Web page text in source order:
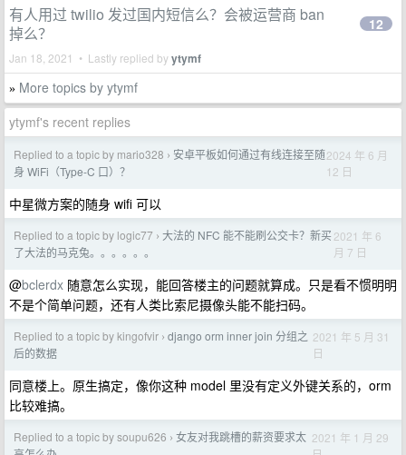
有人用过 twilio 发过国内短信么？会被运营商 ban
掉么？
Jan 18, 2021 • Lastly replied byytymf
12
» More topics by ytymf
ytymf's recent replies
Replied to a topic by mario328 › 安卓平板如何通过有线连接至随
身 WiFi（Type-C 口）？
2024 年 6 月
12 日
中星微方案的随身 wifi 可以
Replied to a topic by logic77 › 大法的 NFC 能不能刷公交卡？新买
了大法的马克兔。。。。。。
2021 年 6
月 7 日
@bclerdx 随意怎么实现，能回答楼主的问题就算成。只是看不惯明明
不是个简单问题，还有人类比索尼摄像头能不能扫码。
Replied to a topic by kingofvir › django orm inner join 分组之
后的数据
2021 年 5 月 31
日
同意楼上。原生搞定，像你这种 model 里没有定义外键关系的，orm
比较难搞。
Replied to a topic by soupu626 › 女友对我跳槽的薪资要求太 2021 年 1 月 29